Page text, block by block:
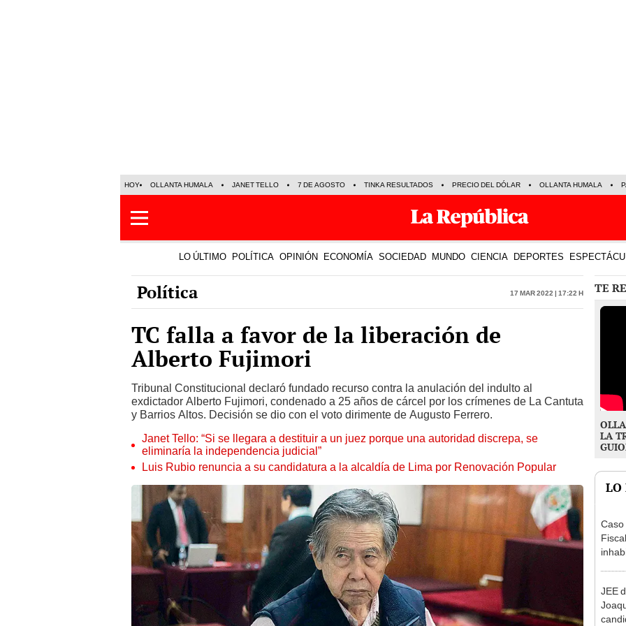
HOY OLLANTA HUMALA JANET TELLO 7 DE AGOSTO TINKA RESULTADOS PRECIO DEL DÓLAR OLLANTA HUMALA
LO ÚLTIMO POLÍTICA OPINIÓN ECONOMÍA SOCIEDAD MUNDO CIENCIA DEPORTES
Política 17 Mar 2022 | 17:22 h
TC falla a favor de la liberación de
Alberto Fujimori
Tribunal Constitucional declaró fundado recurso contra la anulación del indulto al
exdictador Alberto Fujimori, condenado a 25 años de cárcel por los crímenes de La Cantuta
y Barrios Altos. Decisión se dio con el voto dirimente de Augusto Ferrero.
Janet Tello: “Si se llegara a destituir a un juez porque una autoridad discrepa, se
eliminaría la independencia judicial”
Luis Rubio renuncia a su candidatura a la alcaldía de Lima por Renovación Popular
TE
LA
LO
JEE